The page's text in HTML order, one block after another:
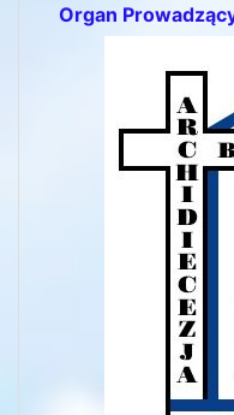
Organ